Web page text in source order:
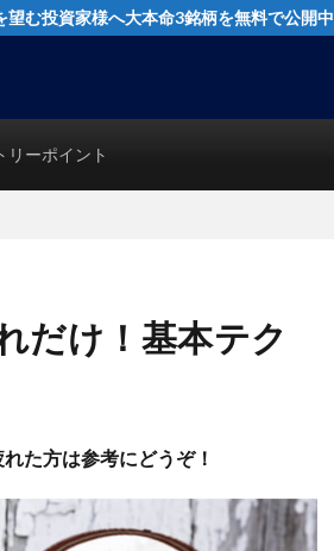
望む投資家様へ大本命3銘柄を無料で公開中
リーポイント
だけ！基本テク
た方は参考にどうぞ！